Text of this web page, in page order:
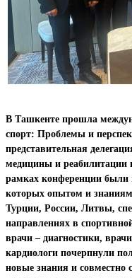
В Ташкенте прошла
спорт: Проблемы и
представительная
медицины и реабилитации
рамках конференции были
которых опытом и
Турции, России, Литвы,
направлениях в
врачи – диагностики,
кардиологи почерпнули
новые знания и совместно